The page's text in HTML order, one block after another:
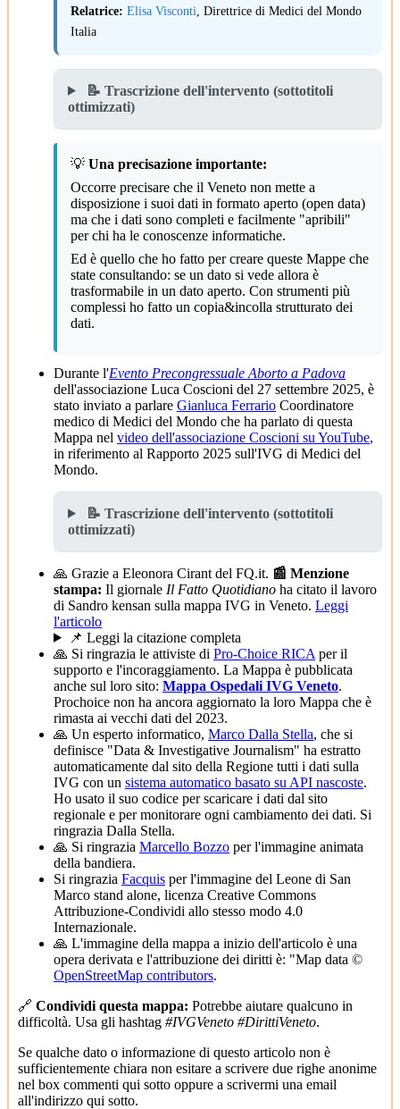
Relatrice: Elisa Visconti , Direttrice di Medici del Mondo
Italia
📝 Trascrizione dell'intervento (sottotitoli
ottimizzati)
💡 Una precisazione importante:
Occorre precisare che il Veneto non mette a
disposizione i suoi dati in formato aperto (open data)
ma che i dati sono completi e facilmente "apribili"
per chi ha le conoscenze informatiche.
Ed è quello che ho fatto per creare queste Mappe che
state consultando: se un dato si vede allora è
trasformabile in un dato aperto. Con strumenti più
complessi ho fatto un copia&incolla strutturato dei
dati.
Durante l'Evento Precongressuale Aborto a Padova
dell'associazione Luca Coscioni del 27 settembre 2025, è
stato inviato a parlare Gianluca Ferrario Coordinatore
medico di Medici del Mondo che ha parlato di questa
Mappa nel video dell'associazione Coscioni su YouTube,
in riferimento al Rapporto 2025 sull'IVG di Medici del
Mondo.
📝 Trascrizione dell'intervento (sottotitoli
ottimizzati)
🙏 Grazie a Eleonora Cirant del FQ.it. 📰 Menzione
stampa: Il giornale Il Fatto Quotidiano ha citato il lavoro
di Sandro kensan sulla mappa IVG in Veneto. Leggi
l'articolo
📌 Leggi la citazione completa
🙏 Si ringrazia le attiviste di Pro-Choice RICA per il
supporto e l'incoraggiamento. La Mappa è pubblicata
anche sul loro sito: Mappa Ospedali IVG Veneto.
Prochoice non ha ancora aggiornato la loro Mappa che è
rimasta ai vecchi dati del 2023.
🙏 Un esperto informatico, Marco Dalla Stella, che si
definisce "Data & Investigative Journalism" ha estratto
automaticamente dal sito della Regione tutti i dati sulla
IVG con un sistema automatico basato su API nascoste.
Ho usato il suo codice per scaricare i dati dal sito
regionale e per monitorare ogni cambiamento dei dati. Si
ringrazia Dalla Stella.
🙏 Si ringrazia Marcello Bozzo per l'immagine animata
della bandiera.
Si ringrazia Facquis per l'immagine del Leone di San
Marco stand alone, licenza Creative Commons
Attribuzione-Condividi allo stesso modo 4.0
Internazionale.
🙏 L'immagine della mappa a inizio dell'articolo è una
opera derivata e l'attribuzione dei diritti è: "Map data ©
OpenStreetMap contributors.
🔗 Condividi questa mappa: Potrebbe aiutare qualcuno in
difficoltà. Usa gli hashtag #IVGVeneto #DirittiVeneto.
Se qualche dato o informazione di questo articolo non è
sufficientemente chiara non esitare a scrivere due righe anonime
nel box commenti qui sotto oppure a scrivermi una email
all'indirizzo qui sotto.